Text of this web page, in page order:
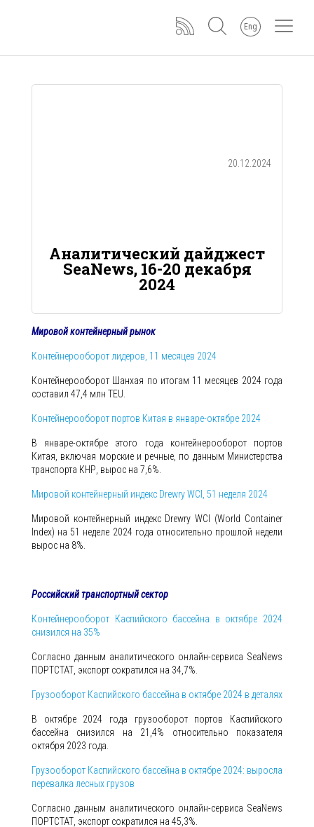
Eng
20.12.2024
Аналитический дайджест
SeaNews, 16-20 декабря
2024
Мировой контейнерный рынок
Контейнерооборот лидеров, 11 месяцев 2024
Контейнерооборот Шанхая по итогам 11 месяцев 2024 года
составил 47,4 млн TEU.
Контейнерооборот портов Китая в январе-октябре 2024
В январе-октябре этого года контейнерооборот портов
Китая, включая морские и речные, по данным Министерства
транспорта КНР, вырос на 7,6%.
Мировой контейнерный индекс Drewry WCI, 51 неделя 2024
Мировой контейнерный индекс Drewry WCI (World Container
Index) на 51 неделе 2024 года относительно прошлой недели
вырос на 8%.
Российский транспортный сектор
Контейнерооборот Каспийского бассейна в октябре 2024
снизился на 35%
Согласно данным аналитического онлайн-сервиса SeaNews
ПОРТСТАТ, экспорт сократился на 34,7%.
Грузооборот Каспийского бассейна в октябре 2024 в деталях
В октябре 2024 года грузооборот портов Каспийского
бассейна снизился на 21,4% относительно показателя
октября 2023 года.
Грузооборот Каспийского бассейна в октябре 2024: выросла
перевалка лесных грузов
Согласно данным аналитического онлайн-сервиса SeaNews
ПОРТСТАТ, экспорт сократился на 45,3%.